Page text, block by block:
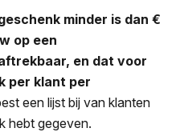
minder is dan €
op een
en dat voor
per klant per
een lijst bij van klanten
hebt gegeven.